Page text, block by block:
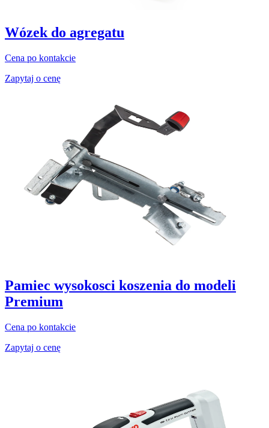
Wózek do agregatu
Cena po kontakcie
Zapytaj o cenę
Pamiec wysokosci koszenia do modeli
Premium
Cena po kontakcie
Zapytaj o cenę